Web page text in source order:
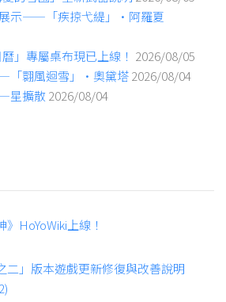
示——「疾掠弋緹」·阿羅夏
」專屬桌布現已上線！ 2026/08/05
「翾風迴雪」·奧黛塔2026/08/04
星擴散2026/08/04
》HoYoWiki上線！
二」版本遊戲更新修復與改善說明